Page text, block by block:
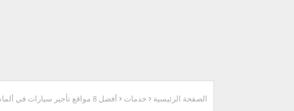
الصفحة الرئيسية خدمات أفضل 8 مواقع تأجير سيارات في ألمانيا